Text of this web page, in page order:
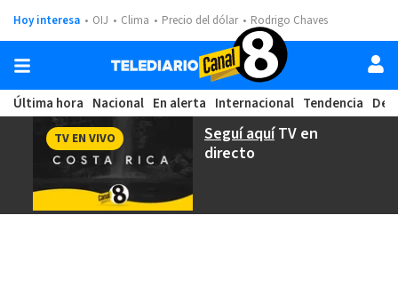
Hoy interesa OIJ Clima Precio del dólar Rodrigo Chaves
Última hora Nacional En alerta Internacional Tendencia
Seguí aquíTV en
directo
TV EN VIVO